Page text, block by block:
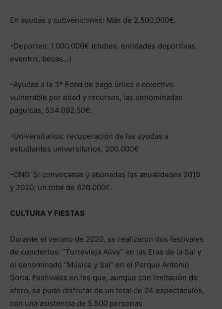
En ayudas y subvenciones: Más de 2.500.000€.
-Deportes: 1.000.000€ (clubes, entidades deportivas,
eventos, becas…)
-Ayudas a la 3º Edad de pago único a colectivo
vulnerable por edad y recursos, las denominadas
paguicas, 534.092,50€.
-Universitarios: recuperación de las ayudas a
estudiantes universitarios, 200.000€
-ONG´S: convocadas y abonadas las anualidades 2019
y 2020, un total de 820.000€.
CULTURA Y FIESTAS
Durante el verano de 2020, se realizaron dos festivales
de conciertos: “Torrevieja Alive” en las Eras de la Sal y
el denominado “Música y Sal” en el Parque Antonio
Soria. Festivales en los que, aunque con limitación de
aforo, se pudo disfrutar de un total de 24 espectáculos,
con una asistencia de 5.500 personas.